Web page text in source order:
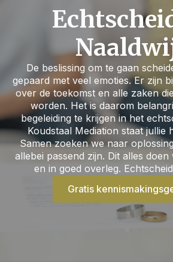
De beslissing om te gaan
gepaard met veel emoties. Er zijn
over de toekomst en alle zaken
worden. Het is daarom
begeleiding te krijgen in het
Koudstaal Mediation staat jullie
Samen zoeken we naar
allebei passend zijn. Dit alles
en in goed overleg.
Gratis